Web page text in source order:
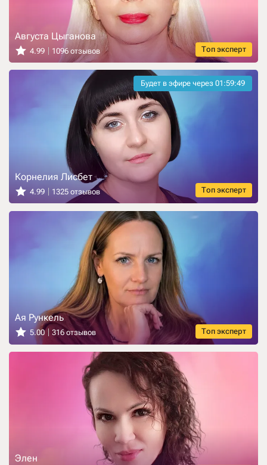
Топ эксперт
Августа Цыганова
4.99 1096 отзывов
Будет в эфире через 01:59:47
Топ эксперт
Корнелия Лисбет
4.99 1325 отзывов
Топ эксперт
Ая Рункель
5.00 316 отзывов
Элен